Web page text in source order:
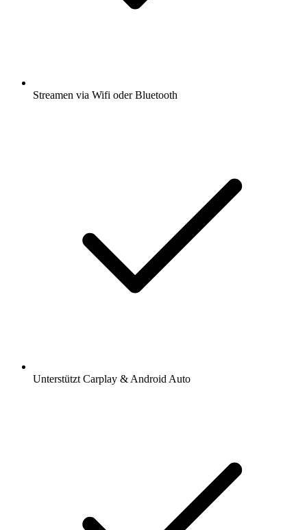
Streamen via Wifi oder Bluetooth
Unterstützt Carplay & Android Auto